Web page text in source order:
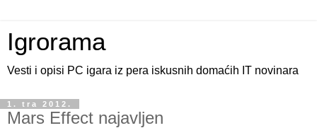
Igrorama
Vesti i opisi PC igara iz pera iskusnih domaćih IT novinara
1. tra 2012.
Mars Effect najavljen